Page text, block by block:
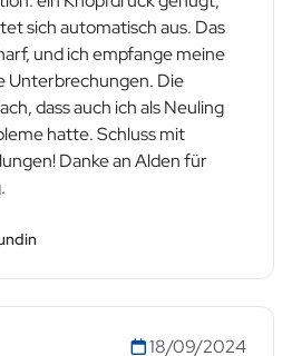
sich automatisch aus. Das
und ich empfange meine
Unterbrechungen. Die
dass auch ich als Neuling
hatte. Schluss mit
Danke an Alden für
18/09/2024